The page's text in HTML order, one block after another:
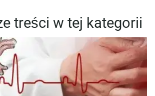
treści w tej kategorii